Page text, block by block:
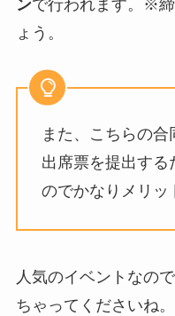
ンで行われます。※
ょう。
また、こちらの
出席票を提出する
のでかなりメリッ
人気のイベントなの
ちゃってくださいね